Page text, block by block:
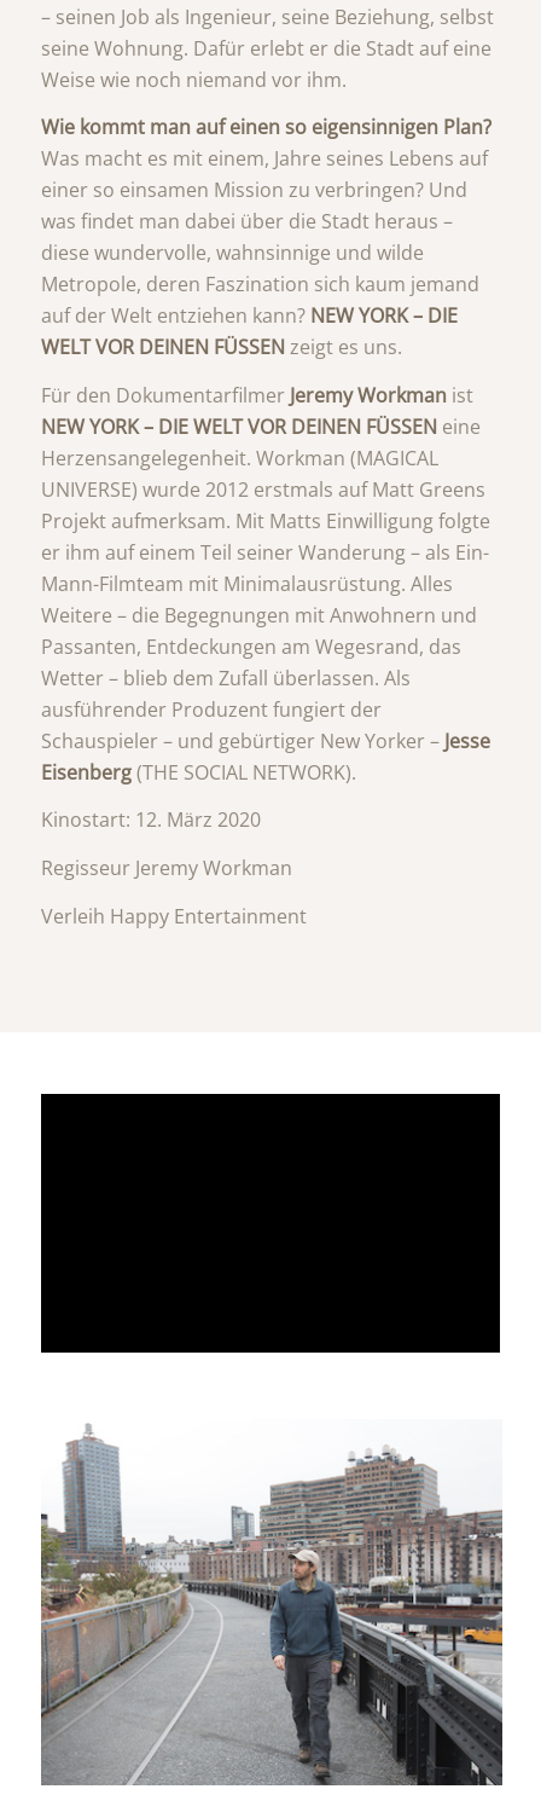
– seinen Job als Ingenieur, seine Beziehung, selbst
seine Wohnung. Dafür erlebt er die Stadt auf eine
Weise wie noch niemand vor ihm.
Wie kommt man auf einen so eigensinnigen Plan?
Was macht es mit einem, Jahre seines Lebens auf
einer so einsamen Mission zu verbringen? Und
was findet man dabei über die Stadt heraus –
diese wundervolle, wahnsinnige und wilde
Metropole, deren Faszination sich kaum jemand
auf der Welt entziehen kann? NEW YORK – DIE
WELT VOR DEINEN FÜSSENzeigt es uns.
Für den Dokumentarfilmer Jeremy Workmanist
NEW YORK – DIE WELT VOR DEINEN FÜSSENeine
Herzensangelegenheit. Workman (MAGICAL
UNIVERSE) wurde 2012 erstmals auf Matt Greens
Projekt aufmerksam. Mit Matts Einwilligung folgte
er ihm auf einem Teil seiner Wanderung – als Ein-
Mann-Filmteam mit Minimalausrüstung. Alles
Weitere – die Begegnungen mit Anwohnern und
Passanten, Entdeckungen am Wegesrand, das
Wetter – blieb dem Zufall überlassen. Als
ausführender Produzent fungiert der
Schauspieler – und gebürtiger New Yorker – Jesse
Eisenberg(THE SOCIAL NETWORK).
Kinostart: 12. März 2020
Regisseur Jeremy Workman
Verleih Happy Entertainment